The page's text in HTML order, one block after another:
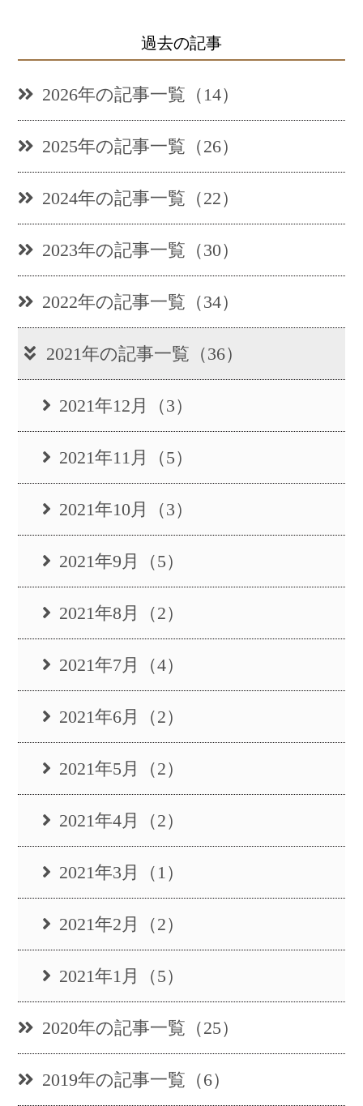
過去の記事
2026年の記事一覧（14）
2025年の記事一覧（26）
2024年の記事一覧（22）
2023年の記事一覧（30）
2022年の記事一覧（34）
2021年の記事一覧（36）
2021年12月（3）
2021年11月（5）
2021年10月（3）
2021年9月（5）
2021年8月（2）
2021年7月（4）
2021年6月（2）
2021年5月（2）
2021年4月（2）
2021年3月（1）
2021年2月（2）
2021年1月（5）
2020年の記事一覧（25）
2019年の記事一覧（6）